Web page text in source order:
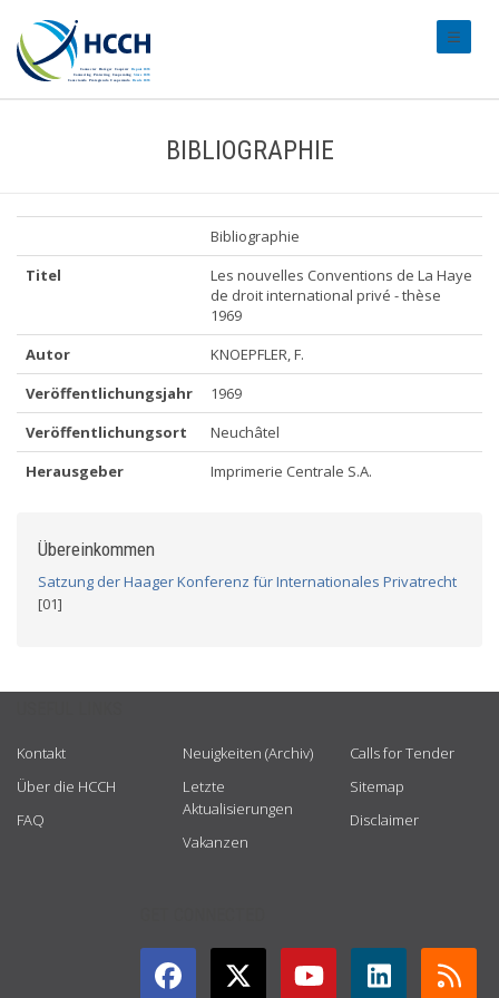
BIBLIOGRAPHIE
Bibliographie
Titel
Les nouvelles Conventions de La Haye
de droit international privé - thèse
1969
Autor
KNOEPFLER, F.
Veröffentlichungsjahr
1969
Veröffentlichungsort
Neuchâtel
Herausgeber
Imprimerie Centrale S.A.
Übereinkommen
Satzung der Haager Konferenz für Internationales Privatrecht
[01]
Kontakt
Über die HCCH
FAQ
Neuigkeiten (Archiv)
Letzte
Aktualisierungen
Vakanzen
Calls for Tender
Sitemap
Disclaimer